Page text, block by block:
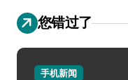
您错过了
手机新闻